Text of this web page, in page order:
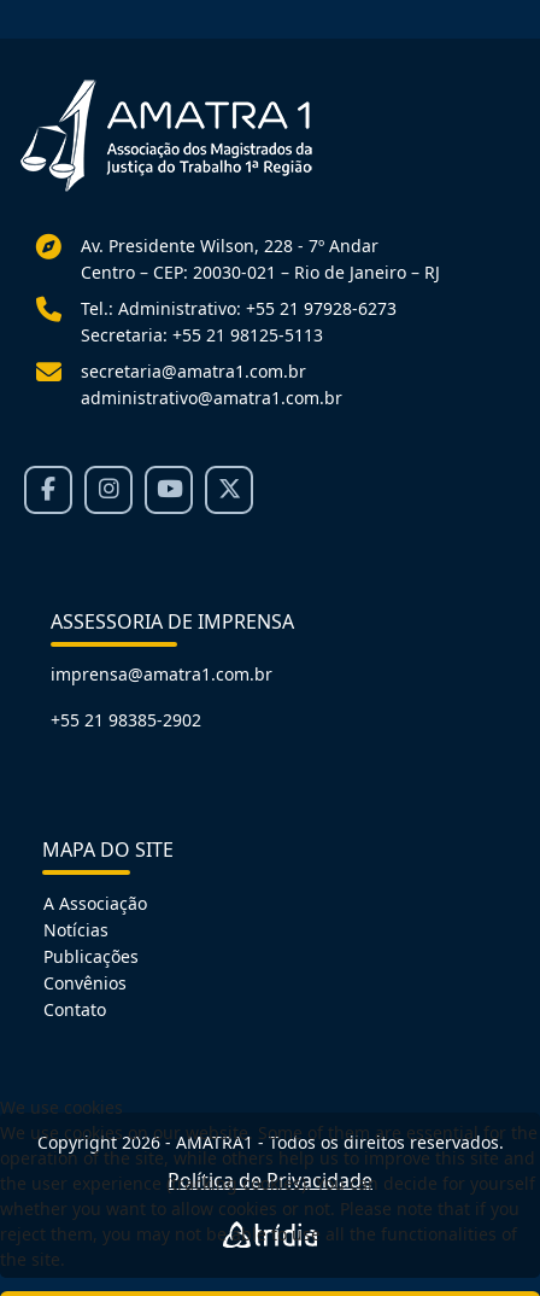
Av. Presidente Wilson, 228 - 7º Andar
Centro – CEP: 20030-021 – Rio de Janeiro – RJ
Tel.: Administrativo: +55 21 97928-6273
Secretaria: +55 21 98125-5113
secretaria@amatra1.com.br
administrativo@amatra1.com.br
ASSESSORIA DE IMPRENSA
imprensa@amatra1.com.br
+55 21 98385-2902
MAPA DO SITE
A Associação
Notícias
Publicações
Convênios
Contato
Copyright 2026 - AMATRA1 - Todos os direitos reservados.
Política de Privacidade
We use cookies
We use cookies on our website. Some of them are essential for the
operation of the site, while others help us to improve this site and
the user experience (tracking cookies). You can decide for yourself
whether you want to allow cookies or not. Please note that if you
reject them, you may not be able to use all the functionalities of
the site.